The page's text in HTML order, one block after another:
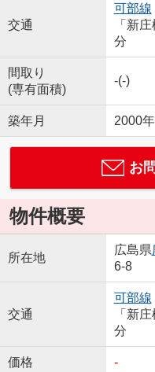
交通
可部線
「新
分
間取り
(専有面積)
-(-)
築年月 2000
お
物件概要
所在地
広島県
6-8
交通
可部線
「新
分
価格 -